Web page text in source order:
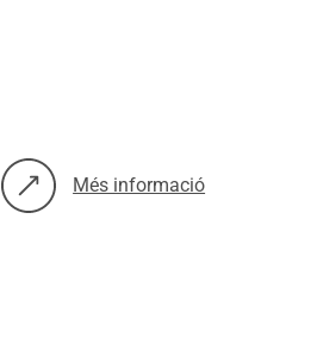
Més informació
sobre: Programa ‘Parlem-ne; no et